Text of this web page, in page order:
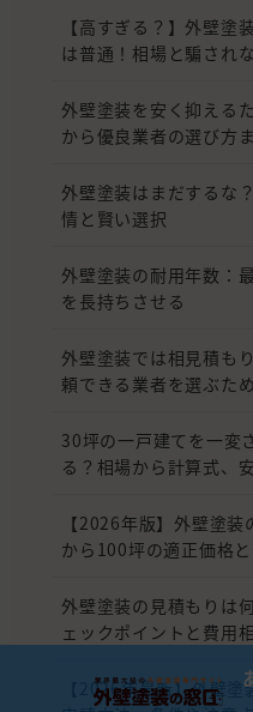
【高すぎる？】外壁塗
は普通！相場と騙され
外壁塗装を安く抑える
から優良業者の選び方
外壁塗装はまだするな
情と賢い選択
外壁塗装の耐用年数：
を長持ちさせる
外壁塗装では相見積も
頼できる業者を選ぶた
30坪の一戸建てを一変
る？相場から計算式、
【2026年版】外壁塗
から100坪の適正価格
外壁塗装の見積もりは
ェックポイントと費用
【2026年最新】外壁塗